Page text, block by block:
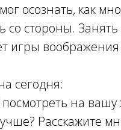
осознать, как
со стороны.
игры воображения
сегодня:
на
Расскажите